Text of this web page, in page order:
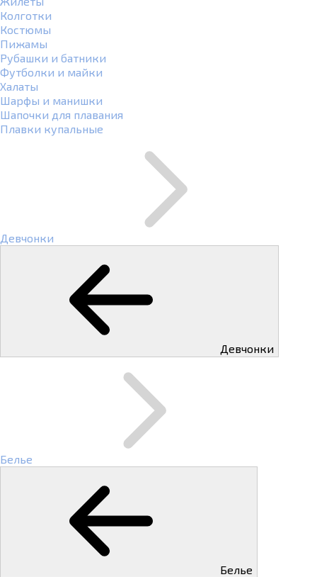
Колготки
Костюмы
Пижамы
Рубашки и батники
Футболки и майки
Халаты
Шарфы и манишки
Шапочки для плавания
Плавки купальные
Девчонки
Девчонки
Белье
Белье